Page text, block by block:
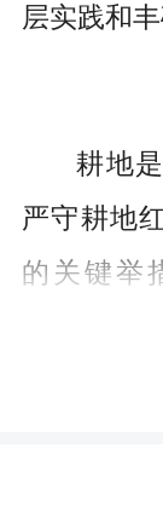
层实践和丰
耕地
严守耕地
的关键举
展、全面